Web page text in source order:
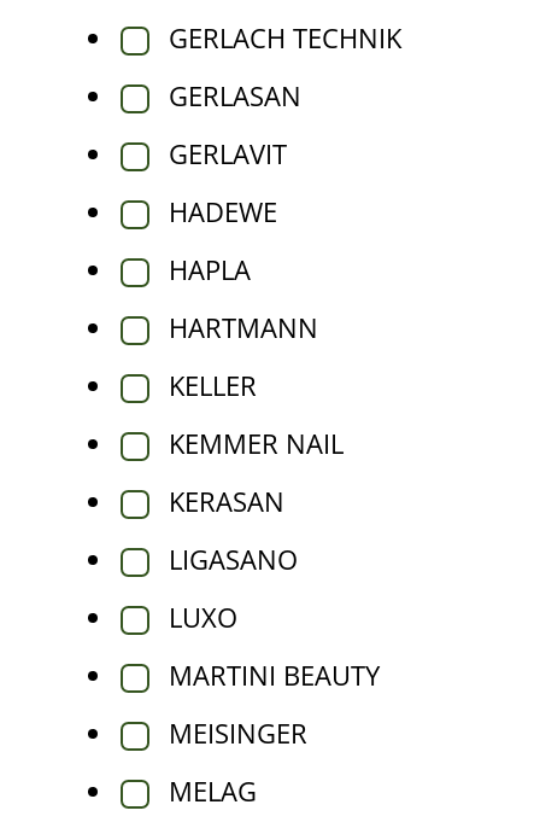
GERLACH TECHNIK
GERLASAN
GERLAVIT
HADEWE
HAPLA
HARTMANN
KELLER
KEMMER NAIL
KERASAN
LIGASANO
LUXO
MARTINI BEAUTY
MEISINGER
MELAG